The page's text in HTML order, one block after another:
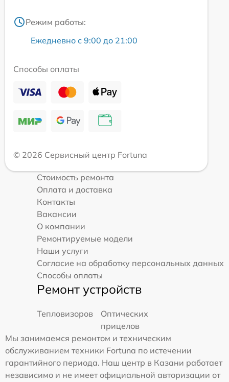
Режим работы:
Ежедневно с 9:00 до 21:00
Способы оплаты
© 2026 Сервисный центр Fortuna
Стоимость ремонта
Оплата и доставка
Контакты
Вакансии
О компании
Ремонтируемые модели
Наши услуги
Согласие на обработку персональных данных
Способы оплаты
Ремонт устройств
Тепловизоров
Оптических
прицелов
Мы занимаемся ремонтом и техническим
обслуживанием техники Fortuna по истечении
гарантийного периода. Наш центр в Казани работает
независимо и не имеет официальной авторизации от